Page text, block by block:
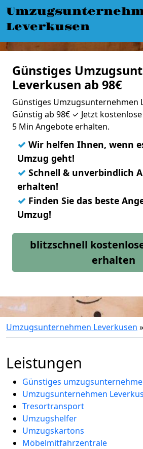
Leverkusen
Günstiges
Leverkusen ab 98€
Günstiges Umzugsunternehmen
Günstig ab 98€ ✓ Jetzt
5 Min Angebote erhalten.
✓ Wir helfen Ihnen, wenn
Umzug geht!
✓ Schnell & unverbindlich
erhalten!
✓ Finden Sie das beste
Umzug!
blitzschnell
erhalten
Umzugsunternehmen Leverkusen »
Leistungen
Günstiges
Umzugsunternehmen
Tresortransport
Umzugshelfer
Umzugskartons
Möbelmitfahrzentrale